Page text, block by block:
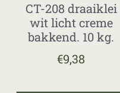
CT-208 draaiklei
wit licht creme
bakkend. 10 kg.
€9,38